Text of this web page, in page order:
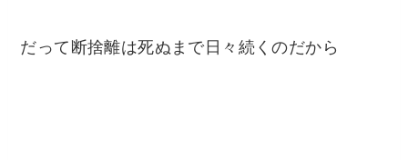
だって断捨離は死ぬまで日々続くのだから